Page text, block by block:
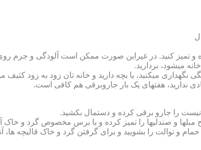
تمیز کنید. در غیراین صورت ممکن است آلودگی و جرم روی
می‏شود، بردارید.
نگهداری می‏کنید، یا بچه دارید و خانه‏ تان زود به زود
ندارید، هفته‏ای یک بار جاروبرقی هم کافی است.
را جارو برقی کرده و دستمال بکشید.
و صندلی‏ها را تمیز کرده و با برس مخصوص گرد و خاک
و توالت را بشویید و برای گرفتن گرد و خاک قالیچه‏ ها،